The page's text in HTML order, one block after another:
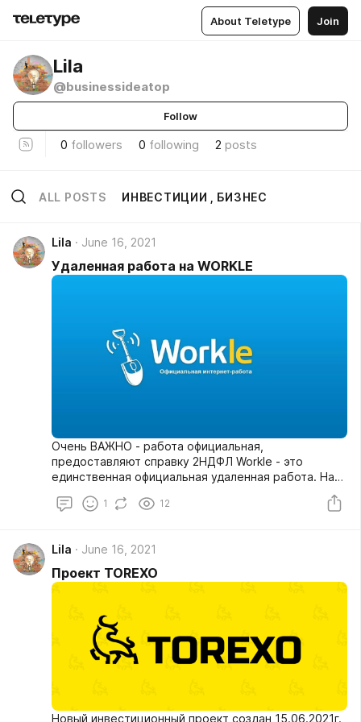
About Teletype Join
Lila
@businessideatop
Follow
0 followers 0 following 2 posts
ALL POSTS ИНВЕСТИЦИИ , БИЗНЕС
Lila June 16, 2021
Удаленная работа на WORKLE
Очень ВАЖНО - работа официальная,
предоставляют справку 2НДФЛ Workle - это
единственная официальная удаленная работа. На
этой платформе, вы можете выбрать профессию по
душе, пройти обучение и начать зарабатывать.
1 12
Lila June 16, 2021
Проект TOREXO
Новый инвестиционный проект создан 15.06.2021г.